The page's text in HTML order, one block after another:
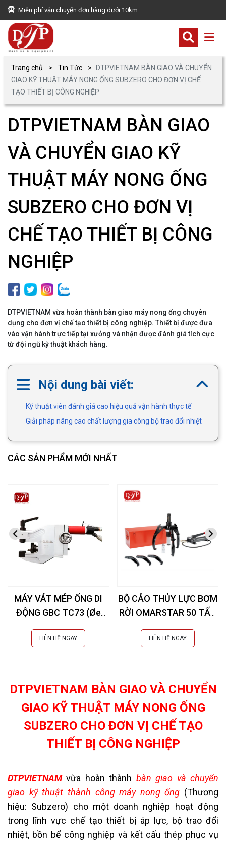
Miễn phí vận chuyển đơn hàng dưới 10km
Trang chủ Tin Tức
DTPVIETNAM BÀN GIAO VÀ CHUYỂN
GIAO KỸ THUẬT MÁY NONG ỐNG SUBZERO CHO ĐƠN VỊ CHẾ
TẠO THIẾT BỊ CÔNG NGHIỆP
DTPVIETNAM BÀN GIAO
VÀ CHUYỂN GIAO KỸ
THUẬT MÁY NONG ỐNG
SUBZERO CHO ĐƠN VỊ
CHẾ TẠO THIẾT BỊ CÔNG
NGHIỆP
DTPVIETNAM vừa hoàn thành bàn giao máy nong ống chuyên
dụng cho đơn vị chế tạo thiết bị công nghiệp. Thiết bị được đưa
vào vận hành trực tiếp tại xưởng và nhận được đánh giá tích cực
từ đội ngũ kỹ thuật khách hàng.
Nội dung bài viết:
Kỹ thuật viên đánh giá cao hiệu quả vận hành thực tế
Giải pháp nâng cao chất lượng gia công bộ trao đổi nhiệt
CÁC SẢN PHẨM MỚI NHẤT
MÁY VÁT MÉP ỐNG DI
ĐỘNG GBC TC73 (Øe
LIÊN HỆ NGAY
BỘ CẢO THỦY LỰC BƠM
RỜI OMARSTAR 50 TẤN
LIÊN HỆ NGAY
DTPVIETNAM BÀN GIAO VÀ CHUYỂN
GIAO KỸ THUẬT MÁY NONG ỐNG
SUBZERO CHO ĐƠN VỊ CHẾ TẠO
THIẾT BỊ CÔNG NGHIỆP
DTPVIETNAMvừa hoàn thành bàn giao và chuyển
giao kỹ thuật thành công máy nong ống (Thương
hiệu: Subzero) cho một doanh nghiệp hoạt động
trong lĩnh vực chế tạo thiết bị áp lực, bộ trao đổi
nhiệt, bồn bể công nghiệp và kết cấu thép phục vụ